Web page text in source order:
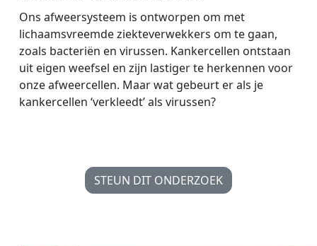
Ons afweersysteem is ontworpen om met
lichaamsvreemde ziekteverwekkers om te gaan,
zoals bacteriën en virussen. Kankercellen ontstaan
uit eigen weefsel en zijn lastiger te herkennen voor
onze afweercellen. Maar wat gebeurt er als je
kankercellen ‘verkleedt’ als virussen?
STEUN DIT ONDERZOEK